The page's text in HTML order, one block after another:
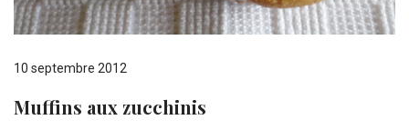
Muffins aux zucchinis
10 septembre 2012